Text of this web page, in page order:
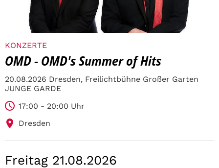
KONZERTE
OMD - OMD's Summer of Hits
20.08.2026 Dresden, Freilichtbühne Großer Garten
JUNGE GARDE
17:00 - 20:00 Uhr
Dresden
Freitag 21.08.2026